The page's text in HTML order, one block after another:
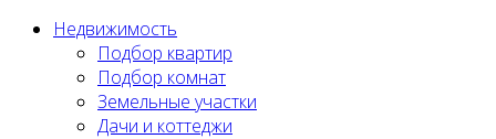
Недвижимость
Подбор квартир
Подбор комнат
Земельные участки
Дачи и коттеджи